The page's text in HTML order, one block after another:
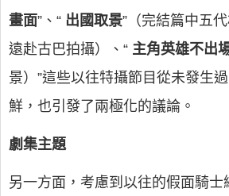
畫面”、“ 出國取景”（完結篇中五
遠赴古巴拍攝）、“ 主角英雄不出
景）”這些以往特攝節目從未發生
鮮，也引發了兩極化的議論。
劇集主題
另一方面，考慮到以往的假面騎士